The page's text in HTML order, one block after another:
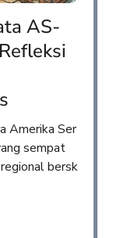
AS-
Amerika Ser
sempat
bersk